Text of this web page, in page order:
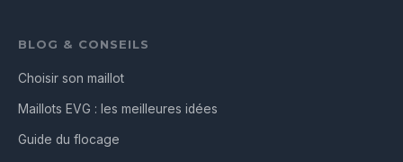
BLOG & CONSEILS
Choisir son maillot
Maillots EVG : les meilleures idées
Guide du flocage